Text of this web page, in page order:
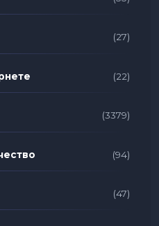
(27)
(22)
(3379)
(94)
(47)